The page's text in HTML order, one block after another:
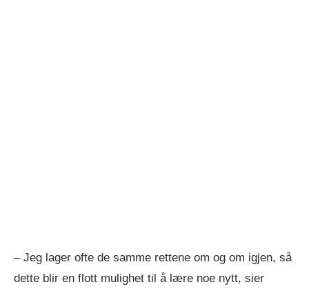
– Jeg lager ofte de samme rettene om og om igjen, så
dette blir en flott mulighet til å lære noe nytt, sier